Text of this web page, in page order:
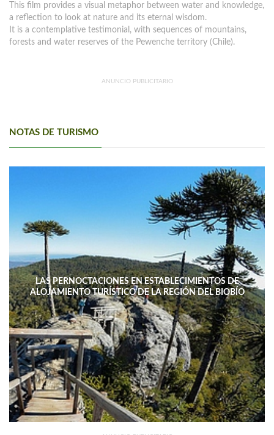
This film provides a visual metaphor between water and knowledge,
a reflection to look at nature and its eternal wisdom.
It is a contemplative testimonial, with sequences of mountains,
forests and water reserves of the Pewenche territory (Chile).
ANUNCIO PUBLICITARIO
NOTAS DE TURISMO
LAS PERNOCTACIONES EN ESTABLECIMIENTOS DE
ALOJAMIENTO TURÍSTICO DE LA REGIÓN DEL BIOBÍO
DISMINUYERON 15,4% INTERANUAL